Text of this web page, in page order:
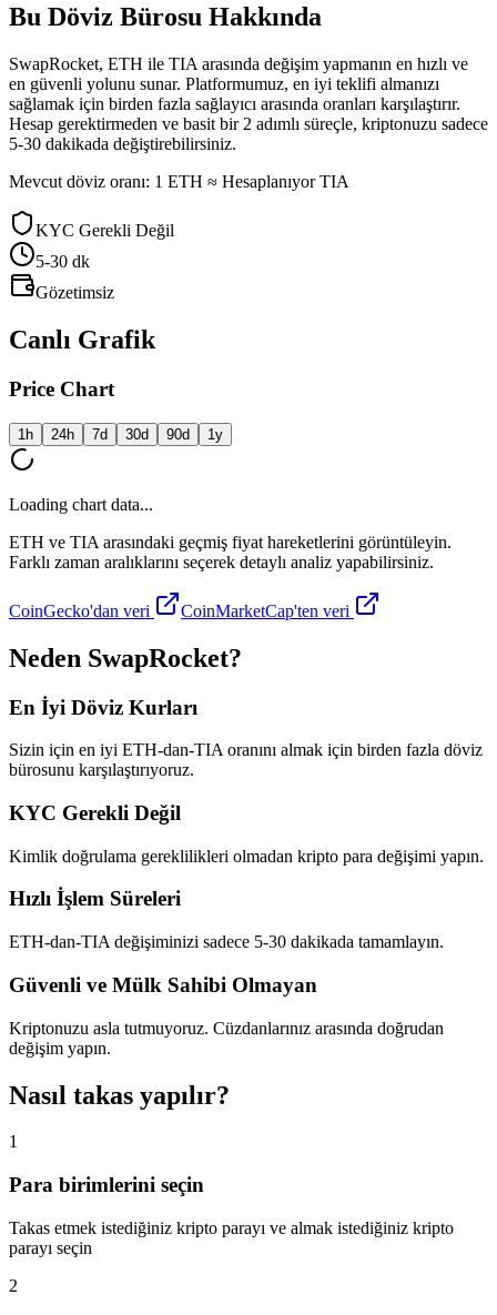
Bu Döviz Bürosu Hakkında
SwapRocket, ETH ile TIA arasında değişim yapmanın en hızlı ve
en güvenli yolunu sunar. Platformumuz, en iyi teklifi almanızı
sağlamak için birden fazla sağlayıcı arasında oranları karşılaştırır.
Hesap gerektirmeden ve basit bir 2 adımlı süreçle, kriptonuzu sadece
5-30 dakikada değiştirebilirsiniz.
Mevcut döviz oranı: 1 ETH ≈ Hesaplanıyor TIA
KYC Gerekli Değil
5-30 dk
Gözetimsiz
Canlı Grafik
Price Chart
1h 24h 7d 30d 90d 1y
Loading chart data...
ETH ve TIA arasındaki geçmiş fiyat hareketlerini görüntüleyin.
Farklı zaman aralıklarını seçerek detaylı analiz yapabilirsiniz.
CoinGecko'dan veri CoinMarketCap'ten veri
Neden SwapRocket?
En İyi Döviz Kurları
Sizin için en iyi ETH-dan-TIA oranını almak için birden fazla döviz
bürosunu karşılaştırıyoruz.
KYC Gerekli Değil
Kimlik doğrulama gereklilikleri olmadan kripto para değişimi yapın.
Hızlı İşlem Süreleri
ETH-dan-TIA değişiminizi sadece 5-30 dakikada tamamlayın.
Güvenli ve Mülk Sahibi Olmayan
Kriptonuzu asla tutmuyoruz. Cüzdanlarınız arasında doğrudan
değişim yapın.
Nasıl takas yapılır?
1
Para birimlerini seçin
Takas etmek istediğiniz kripto parayı ve almak istediğiniz kripto
parayı seçin
2